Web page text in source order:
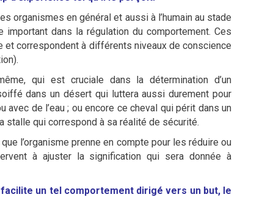
organismes en général et aussi à l’humain au stade
dans la régulation du comportement. Ces
correspondent à différents niveaux de conscience
qui est cruciale dans la détermination d’un
dans un désert qui luttera aussi durement pour
avec de l’eau ; ou encore ce cheval qui périt dans un
stalle qui correspond à sa réalité de sécurité.
l’organisme prenne en compte pour les réduire ou
à ajuster la signification qui sera donnée à
un tel comportement dirigé vers un but, le